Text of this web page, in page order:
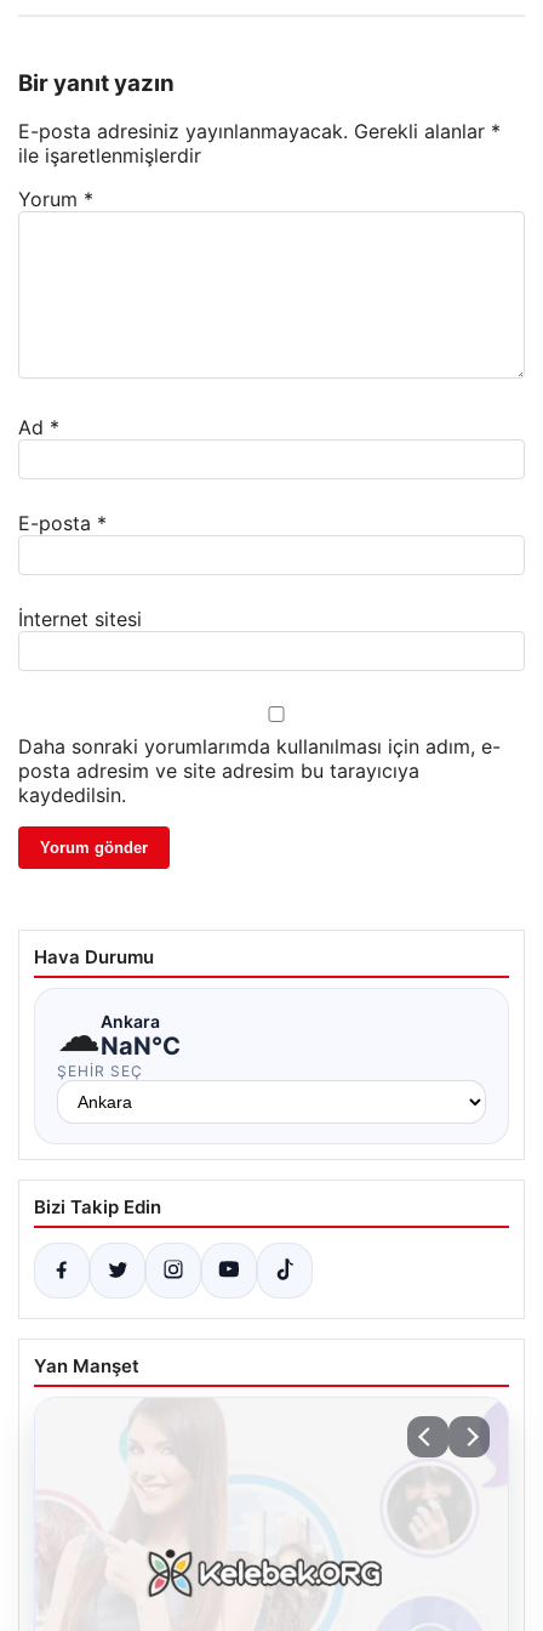
Bir yanıt yazın
E-posta adresiniz yayınlanmayacak. Gerekli alanlar *
ile işaretlenmişlerdir
Yorum *
Ad *
E-posta *
İnternet sitesi
Daha sonraki yorumlarımda kullanılması için adım, e-
posta adresim ve site adresim bu tarayıcıya
kaydedilsin.
Hava Durumu
☁Ankara
NaN°C
ŞEHIR SEÇ
Bizi Takip Edin
Yan Manşet